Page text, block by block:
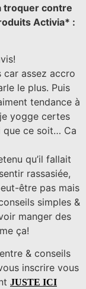
troquer contre
Activia* :
car assez accro
le plus. Puis
tendance à
yogge certes
que ce soit… Ca
qu’il fallait
rassasiée,
être pas mais
simples &
manger des
ça!
& conseils
inscrire vous
JUSTE ICI